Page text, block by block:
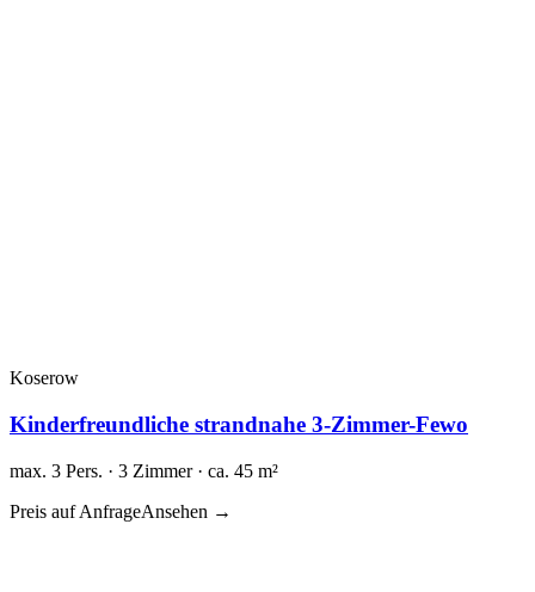
Koserow
Kinderfreundliche strandnahe 3-Zimmer-Fewo
max. 3 Pers. · 3 Zimmer · ca. 45 m²
Preis auf AnfrageAnsehen →